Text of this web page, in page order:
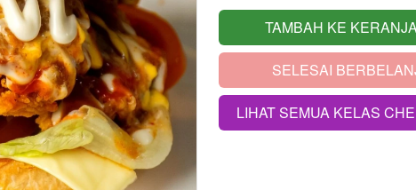
`
TAMBAH KE
`SELESAI
`LIHAT SEMUA KELAS